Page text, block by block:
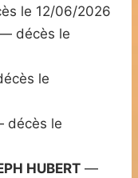
le 12/06/2026
décès le
le
décès le
HUBERT —